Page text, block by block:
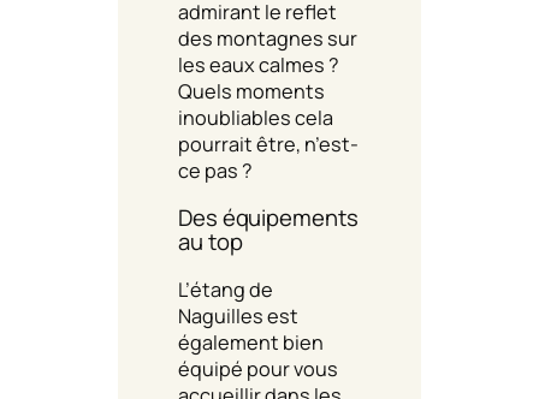
admirant le reflet
des montagnes sur
les eaux calmes ?
Quels moments
inoubliables cela
pourrait être, n’est-
ce pas ?
Des équipements
au top
L’étang de
Naguilles est
également bien
équipé pour vous